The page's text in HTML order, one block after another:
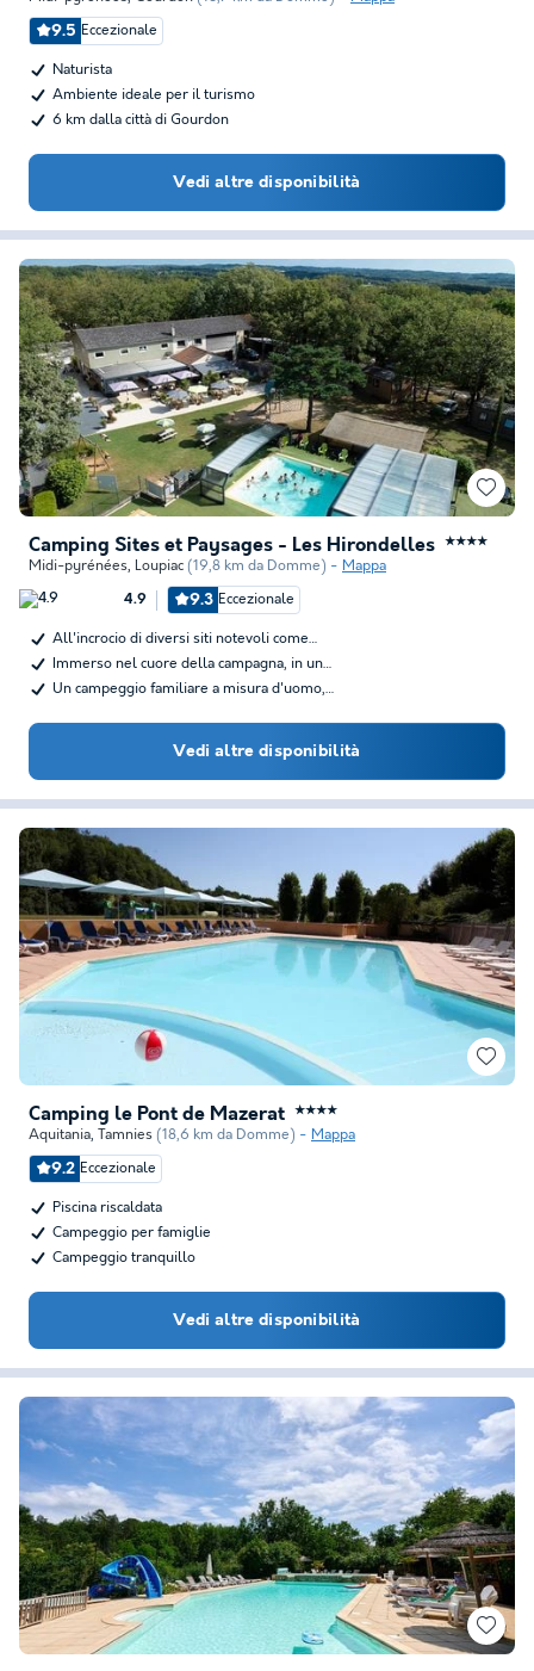
9.5 Eccezionale
Naturista
Ambiente ideale per il turismo
6 km dalla città di Gourdon
Vedi altre disponibilità
Camping Sites et Paysages - Les Hirondelles ★★★★
Midi-pyrénées, Loupiac (19,8 km da Domme) Mappa
4.9 9.3 Eccezionale
All'incrocio di diversi siti notevoli come…
Immerso nel cuore della campagna, in un…
Un campeggio familiare a misura d'uomo,…
Vedi altre disponibilità
Camping le Pont de Mazerat ★★★★
Aquitania, Tamnies (18,6 km da Domme) Mappa
9.2 Eccezionale
Piscina riscaldata
Campeggio per famiglie
Campeggio tranquillo
Vedi altre disponibilità